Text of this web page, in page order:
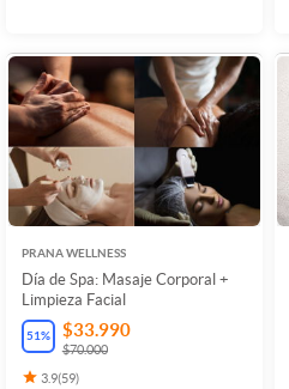
PRANA WELLNESS
Día de Spa: Masaje Corporal +
Limpieza Facial
51% $33.990
$70.000
3.9(59)